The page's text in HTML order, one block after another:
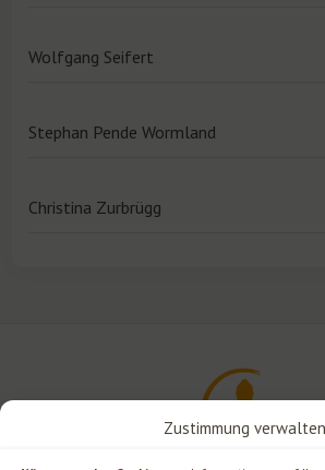
Zustimmung verwalten
Wolfgang Seifert
Stephan Pende Wormland
Christina Zurbrügg